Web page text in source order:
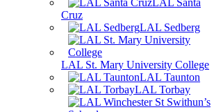
LAL Santa
Cruz
LAL Sedberg
LAL St. Mary University College
LAL Taunton
LAL Torbay